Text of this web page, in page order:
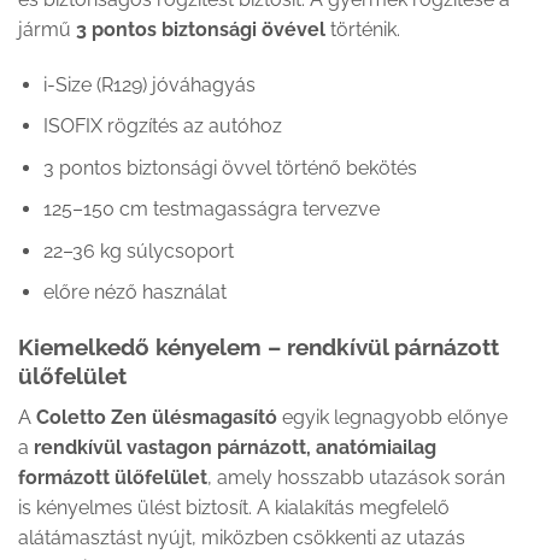
jármű 3 pontos biztonsági övével történik.
i-Size (R129) jóváhagyás
ISOFIX rögzítés az autóhoz
3 pontos biztonsági övvel történő bekötés
125–150 cm testmagasságra tervezve
22–36 kg súlycsoport
előre néző használat
Kiemelkedő kényelem – rendkívül párnázott
ülőfelület
A Coletto Zen ülésmagasító egyik legnagyobb előnye
a rendkívül vastagon párnázott, anatómiailag
formázott ülőfelület, amely hosszabb utazások során
is kényelmes ülést biztosít. A kialakítás megfelelő
alátámasztást nyújt, miközben csökkenti az utazás